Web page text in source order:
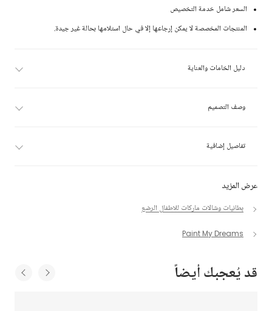
عرض المزيد
بطانيات وشالات ماركات للاطفال الرضع
Paint My Dreams
السعر شامل خدمة التخصيص
المنتجات المخصصة لا يمكن إرجاعها إلا في حال استلامها بحالة غير جيدة.
دليل الخامات والعناية
وصف التصميم
تفاصيل إضافية
قد يُعجبك أيضاً